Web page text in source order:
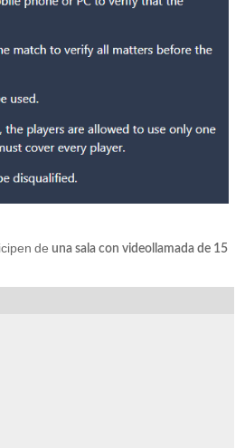
de una sala con videollamada de 15